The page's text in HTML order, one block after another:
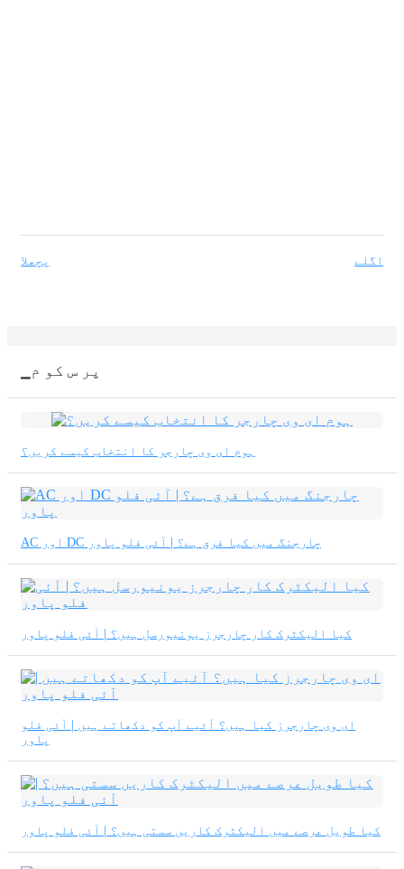
پچھلا اگلے
▁پر س کو م
ہوم ای وی چارجر کا انتخاب کیسے کریں؟
AC اور DC چارجنگ میں کیا فرق ہے؟ | آئی فلو پاور
کیا الیکٹرک کار چارجرز یونیورسل ہیں؟ | آئی فلو پاور
ای وی چارجرز کیا ہیں؟ آئیے آپ کو دکھاتے ہیں | آئی فلو
پاور
کیا طویل عرصے میں الیکٹرک کاریں سستی ہیں؟ | آئی فلو پاور